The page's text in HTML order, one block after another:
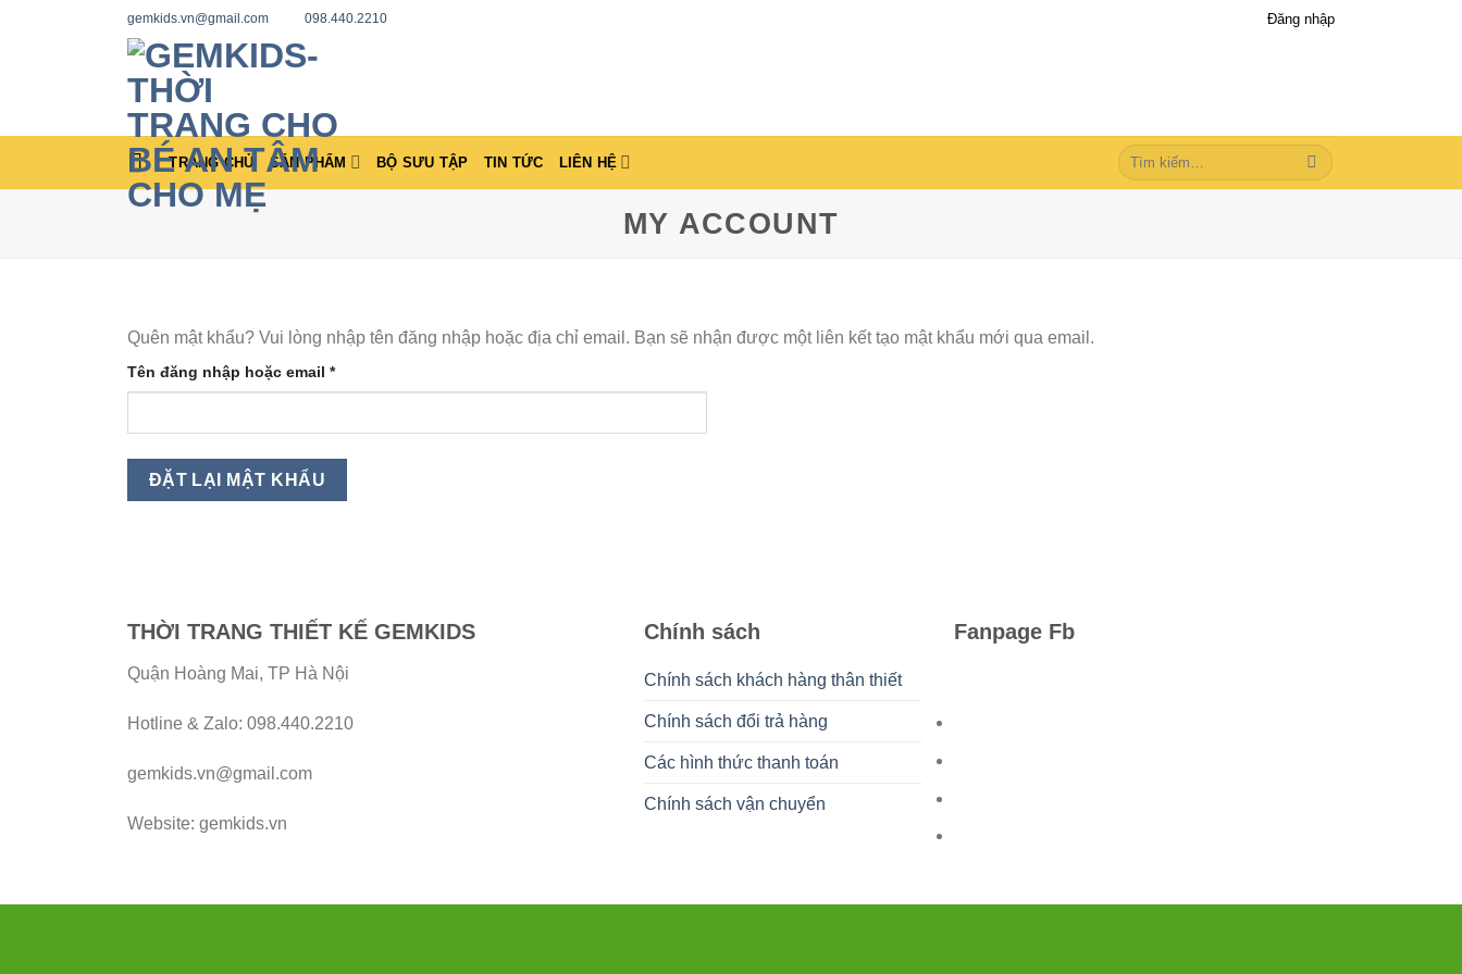
gemkids.vn@gmail.com 098.440.2210 Đăng nhập
TRANG CHỦ SẢN PHẨM BỘ SƯU TẬP TIN TỨC LIÊN HỆ
Tìm
kiếm:
MY ACCOUNT
Quên mật khẩu? Vui lòng nhập tên đăng nhập hoặc địa chỉ email. Bạn sẽ nhận được một liên kết tạo mật khẩu mới qua email.
Tên đăng nhập hoặc email *Bắt
buộc
ĐẶT LẠI MẬT KHẨU
THỜI TRANG THIẾT KẾ GEMKIDS
Quận Hoàng Mai, TP Hà Nội
Hotline & Zalo: 098.440.2210
gemkids.vn@gmail.com
Website: gemkids.vn
Chính sách
Chính sách khách hàng thân thiết
Chính sách đổi trả hàng
Các hình thức thanh toán
Chính sách vận chuyển
Fanpage Fb